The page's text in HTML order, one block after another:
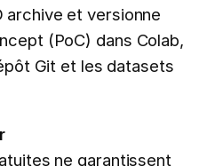
archive et versionne
(PoC) dans Colab,
Git et les datasets
ne garantissent